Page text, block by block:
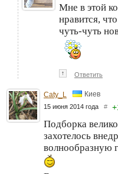
Мне в этой
нравится,
чуть-чуть
↑ Ответить
Caty_L Киев
15 июня 2014 года # +
Подборка
захотелось
волнообразную